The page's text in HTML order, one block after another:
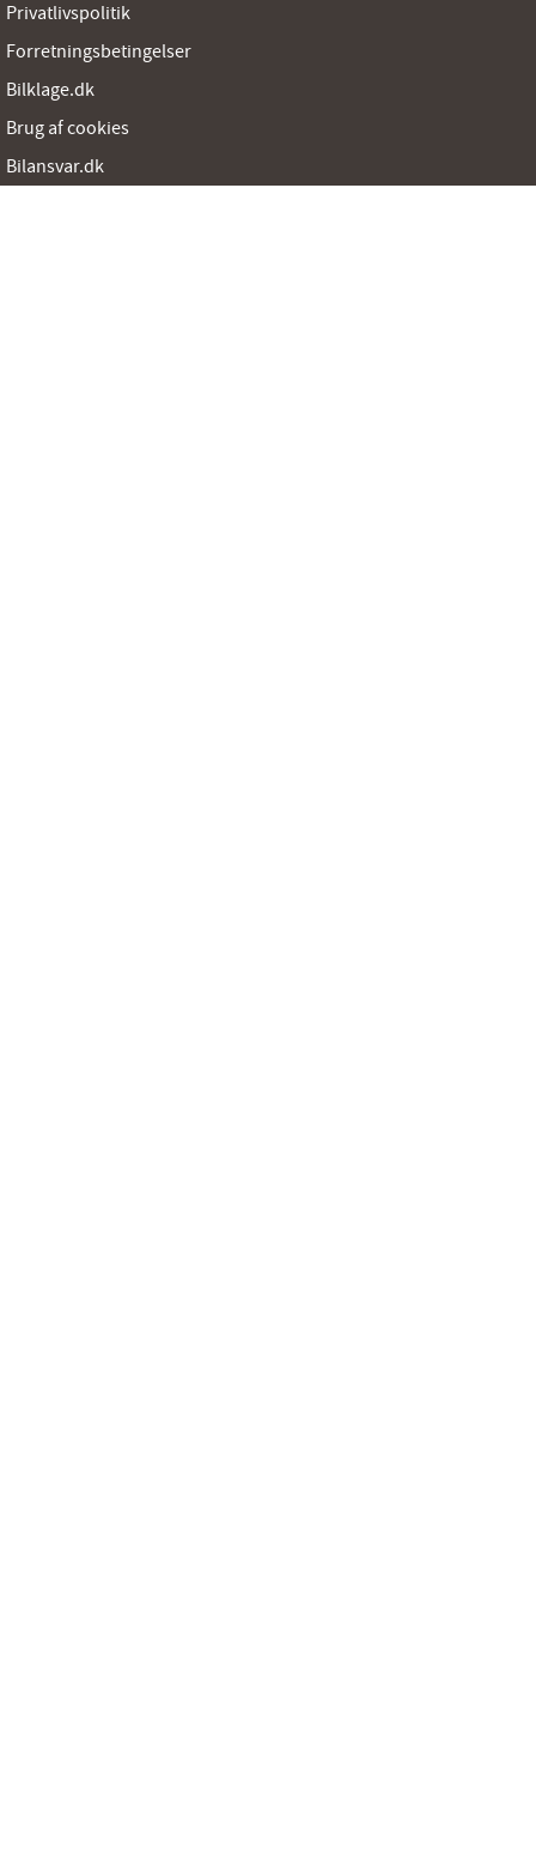
Privatlivspolitik
Forretningsbetingelser
Bilklage.dk
Brug af cookies
Bilansvar.dk